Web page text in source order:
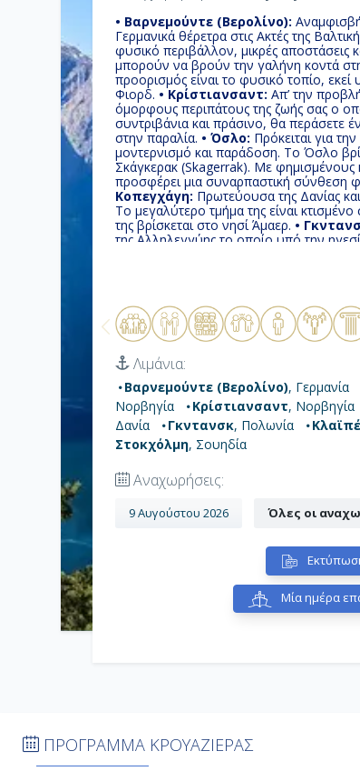
• Βαρνεμούντε (Βερολίνο):
Γερμανικά θέρετρα στις Ακτές της
φυσικό περιβάλλον, μικρές αποστάσεις
μπορούν να βρούν την γαλήνη κοντά
προορισμός είναι το φυσικό τοπίο,
Φιορδ. • Κρίστιανσαντ: Απ’ την
όμορφους περιπάτους της ζωής σας ο
συντριβάνια και πράσινο, θα περάσετε
στην παραλία. • Όσλο: Πρόκειται για
μοντερνισμό και παράδοση. Το Όσλο
Σκάγκερακ (Skagerrak). Με φημισμένους
προσφέρει μια συναρπαστική σύνθεση
Κοπεγχάγη: Πρωτεύουσα της Δανίας
Το μεγαλύτερο τμήμα της είναι
της βρίσκεται στο νησί Άμαερ. •
της Αλληλεγγύης το οποίο υπό την
σας αρέσει η φύση αξίζει να κάνετε
είναι Λετονοί, ενώ σχεδόν το 30% είναι
βαλτικές χώρες που μετά τον Β'
ΕΣΣΔ. Aπέκτησε την ανεξαρτησία της
Μαΐου 2004 η χώρα έγινε μέλος της
της σημαίνει "πόλη ανάμεσα σε
πόλη και πρωτεύουσα της Σουηδίας.
Λιμάνια:
Βαρνεμούντε (Βερολίνο), Γερμανία
Νορβηγία
Κρίστιανσαντ, Νορβηγία
Δανία
Γκντανσκ, Πολωνία
Στοκχόλμη, Σουηδία
Αναχωρήσεις:
9 Αυγούστου 2026 Όλες οι
Μία ημέρα
ΠΡΟΓΡΑΜΜΑ ΚΡΟΥΑΖΙΕΡΑΣ